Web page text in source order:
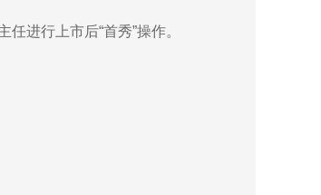
进行上市后“首秀”操作。